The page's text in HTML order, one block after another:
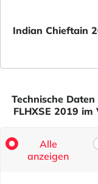
Indian Chieftain
Technische
FLHXSE 2019
Alle
anzeigen